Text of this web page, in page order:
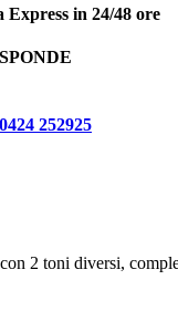
Express in 24/48 ore
252925
2 toni diversi,